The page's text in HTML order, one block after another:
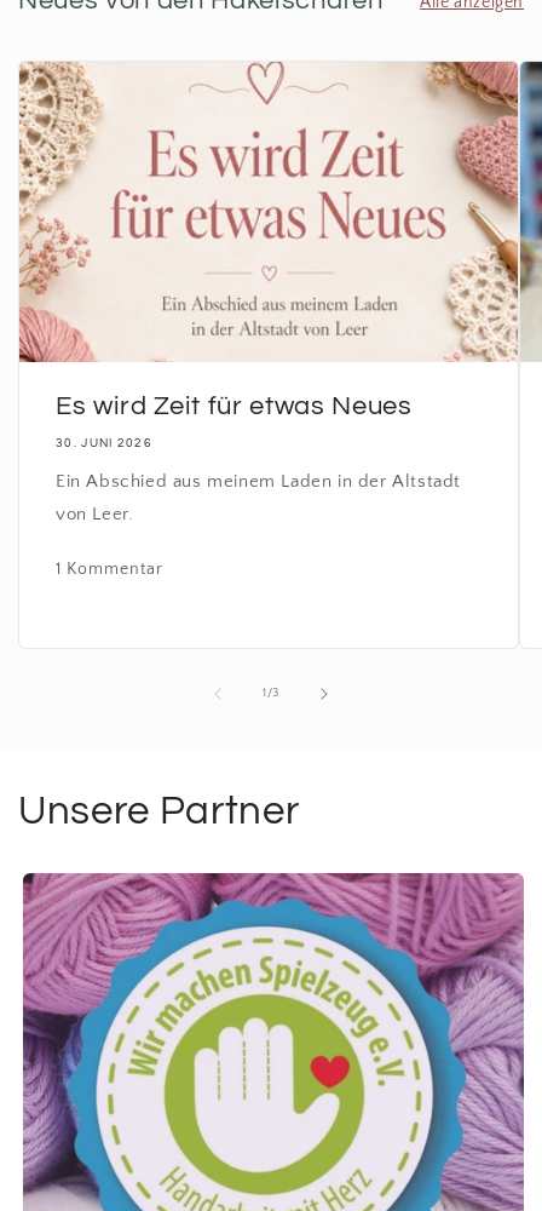
Es wird Zeit für etwas Neues
30. JUNI 2026
Ein Abschied aus meinem Laden in der Altstadt
von Leer.
1 Kommentar
1/von
3
Unsere Partner